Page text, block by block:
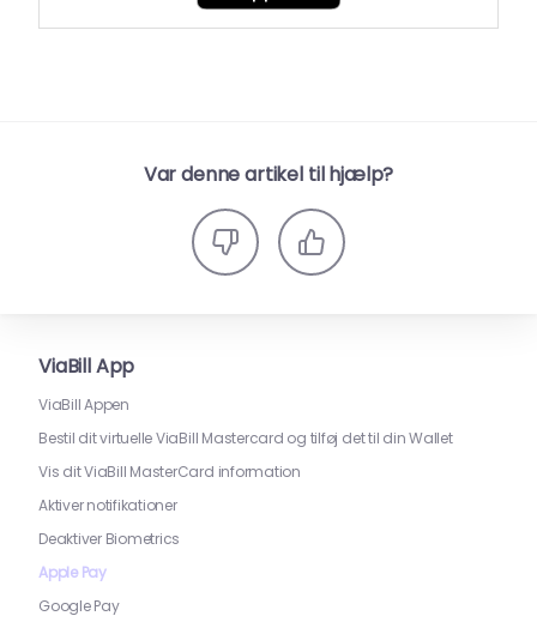
Var denne artikel til hjælp?
ViaBill App
ViaBill Appen
Bestil dit virtuelle ViaBill Mastercard og tilføj det til din Wallet
Vis dit ViaBill MasterCard information
Aktiver notifikationer
Deaktiver Biometrics
Apple Pay
Google Pay